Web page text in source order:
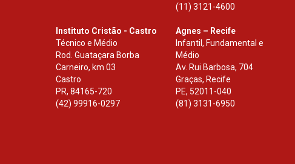
(11) 3121-4600
Instituto Cristão - Castro
Técnico e Médio
Rod. Guataçara Borba
Carneiro, km 03
Castro
PR, 84165-720
(42) 99916-0297
Agnes – Recife
Infantil, Fundamental e
Médio
Av. Rui Barbosa, 704
Graças, Recife
PE, 52011-040
(81) 3131-6950